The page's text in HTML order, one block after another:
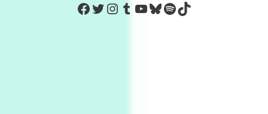
https://www.facebook.com/
Twitter
Instagram
Tumblr
YouTube
Bluesky
Spotify
TikTok